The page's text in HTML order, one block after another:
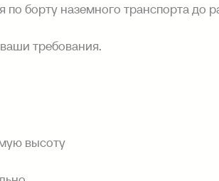
борту наземного транспорта до
требования.
высоту